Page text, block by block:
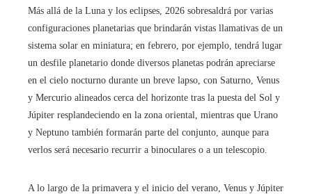
Más allá de la Luna y los eclipses, 2026 sobresaldrá por varias
configuraciones planetarias que brindarán vistas llamativas de un
sistema solar en miniatura; en febrero, por ejemplo, tendrá lugar
un desfile planetario donde diversos planetas podrán apreciarse
en el cielo nocturno durante un breve lapso, con Saturno, Venus
y Mercurio alineados cerca del horizonte tras la puesta del Sol y
Júpiter resplandeciendo en la zona oriental, mientras que Urano
y Neptuno también formarán parte del conjunto, aunque para
verlos será necesario recurrir a binoculares o a un telescopio.
A lo largo de la primavera y el inicio del verano, Venus y Júpiter